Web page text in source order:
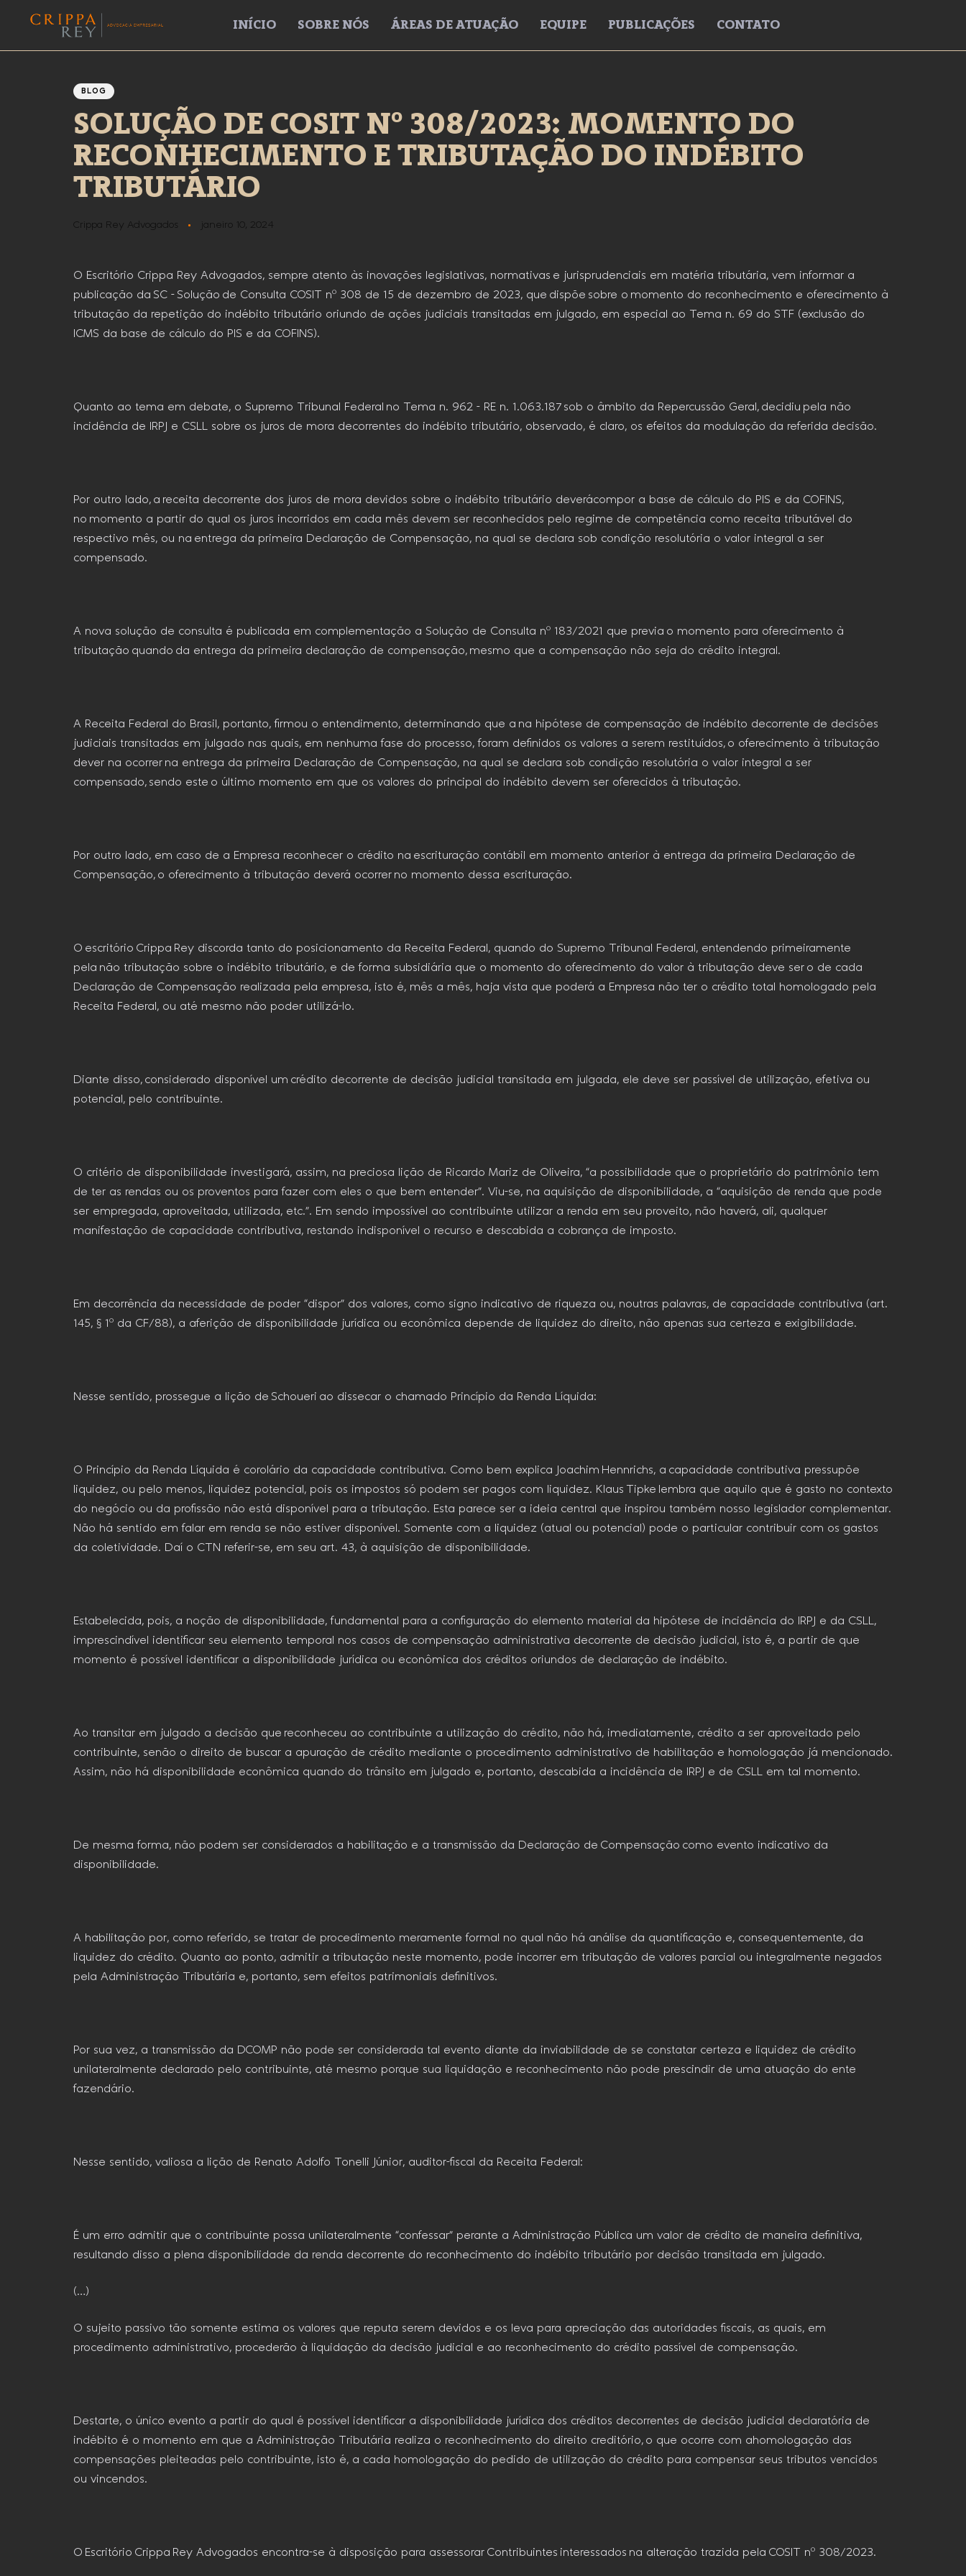
INÍCIO SOBRE NÓS ÁREAS DE ATUAÇÃO EQUIPE PUBLICAÇÕES CONTATO
BLOG
SOLUÇÃO DE COSIT Nº 308/2023: MOMENTO DO
RECONHECIMENTO E TRIBUTAÇÃO DO INDÉBITO
TRIBUTÁRIO
Crippa Rey Advogados janeiro 10, 2024
O Escritório Crippa Rey Advogados, sempre atento às inovações legislativas, normativas e jurisprudenciais em matéria tributária, vem informar a
publicação da SC – Solução de Consulta COSIT nº 308 de 15 de dezembro de 2023, que dispõe sobre o momento do reconhecimento e oferecimento à
tributação da repetição do indébito tributário oriundo de ações judiciais transitadas em julgado, em especial ao Tema n. 69 do STF (exclusão do
ICMS da base de cálculo do PIS e da COFINS).
Quanto ao tema em debate, o Supremo Tribunal Federal no Tema n. 962 – RE n. 1.063.187 sob o âmbito da Repercussão Geral, decidiu pela não
incidência de IRPJ e CSLL sobre os juros de mora decorrentes do indébito tributário, observado, é claro, os efeitos da modulação da referida decisão.
Por outro lado, a receita decorrente dos juros de mora devidos sobre o indébito tributário deverácompor a base de cálculo do PIS e da COFINS,
no momento a partir do qual os juros incorridos em cada mês devem ser reconhecidos pelo regime de competência como receita tributável do
respectivo mês, ou na entrega da primeira Declaração de Compensação, na qual se declara sob condição resolutória o valor integral a ser
compensado.
A nova solução de consulta é publicada em complementação a Solução de Consulta nº 183/2021 que previa o momento para oferecimento à
tributação quando da entrega da primeira declaração de compensação, mesmo que a compensação não seja do crédito integral.
A Receita Federal do Brasil, portanto, firmou o entendimento, determinando que a na hipótese de compensação de indébito decorrente de decisões
judiciais transitadas em julgado nas quais, em nenhuma fase do processo, foram definidos os valores a serem restituídos, o oferecimento à tributação
dever na ocorrer na entrega da primeira Declaração de Compensação, na qual se declara sob condição resolutória o valor integral a ser
compensado, sendo este o último momento em que os valores do principal do indébito devem ser oferecidos à tributação.
Por outro lado, em caso de a Empresa reconhecer o crédito na escrituração contábil em momento anterior à entrega da primeira Declaração de
Compensação, o oferecimento à tributação deverá ocorrer no momento dessa escrituração.
O escritório Crippa Rey discorda tanto do posicionamento da Receita Federal, quando do Supremo Tribunal Federal, entendendo primeiramente
pela não tributação sobre o indébito tributário, e de forma subsidiária que o momento do oferecimento do valor à tributação deve ser o de cada
Declaração de Compensação realizada pela empresa, isto é, mês a mês, haja vista que poderá a Empresa não ter o crédito total homologado pela
Receita Federal, ou até mesmo não poder utilizá-lo.
Diante disso, considerado disponível um crédito decorrente de decisão judicial transitada em julgada, ele deve ser passível de utilização, efetiva ou
potencial, pelo contribuinte.
O critério de disponibilidade investigará, assim, na preciosa lição de Ricardo Mariz de Oliveira, “a possibilidade que o proprietário do patrimônio tem
de ter as rendas ou os proventos para fazer com eles o que bem entender”. Viu-se, na aquisição de disponibilidade, a “aquisição de renda que pode
ser empregada, aproveitada, utilizada, etc.”. Em sendo impossível ao contribuinte utilizar a renda em seu proveito, não haverá, ali, qualquer
manifestação de capacidade contributiva, restando indisponível o recurso e descabida a cobrança de imposto.
Em decorrência da necessidade de poder “dispor” dos valores, como signo indicativo de riqueza ou, noutras palavras, de capacidade contributiva (art.
145, § 1º da CF/88), a aferição de disponibilidade jurídica ou econômica depende de liquidez do direito, não apenas sua certeza e exigibilidade.
Nesse sentido, prossegue a lição de Schoueri ao dissecar o chamado Princípio da Renda Líquida:
O Princípio da Renda Líquida é corolário da capacidade contributiva. Como bem explica Joachim Hennrichs, a capacidade contributiva pressupõe
liquidez, ou pelo menos, liquidez potencial, pois os impostos só podem ser pagos com liquidez. Klaus Tipke lembra que aquilo que é gasto no contexto
do negócio ou da profissão não está disponível para a tributação. Esta parece ser a ideia central que inspirou também nosso legislador complementar.
Não há sentido em falar em renda se não estiver disponível. Somente com a liquidez (atual ou potencial) pode o particular contribuir com os gastos
da coletividade. Daí o CTN referir-se, em seu art. 43, à aquisição de disponibilidade.
Estabelecida, pois, a noção de disponibilidade, fundamental para a configuração do elemento material da hipótese de incidência do IRPJ e da CSLL,
imprescindível identificar seu elemento temporal nos casos de compensação administrativa decorrente de decisão judicial, isto é, a partir de que
momento é possível identificar a disponibilidade jurídica ou econômica dos créditos oriundos de declaração de indébito.
Ao transitar em julgado a decisão que reconheceu ao contribuinte a utilização do crédito, não há, imediatamente, crédito a ser aproveitado pelo
contribuinte, senão o direito de buscar a apuração de crédito mediante o procedimento administrativo de habilitação e homologação já mencionado.
Assim, não há disponibilidade econômica quando do trânsito em julgado e, portanto, descabida a incidência de IRPJ e de CSLL em tal momento.
De mesma forma, não podem ser considerados a habilitação e a transmissão da Declaração de Compensação como evento indicativo da
disponibilidade.
A habilitação por, como referido, se tratar de procedimento meramente formal no qual não há análise da quantificação e, consequentemente, da
liquidez do crédito. Quanto ao ponto, admitir a tributação neste momento, pode incorrer em tributação de valores parcial ou integralmente negados
pela Administração Tributária e, portanto, sem efeitos patrimoniais definitivos.
Por sua vez, a transmissão da DCOMP não pode ser considerada tal evento diante da inviabilidade de se constatar certeza e liquidez de crédito
unilateralmente declarado pelo contribuinte, até mesmo porque sua liquidação e reconhecimento não pode prescindir de uma atuação do ente
fazendário.
Nesse sentido, valiosa a lição de Renato Adolfo Tonelli Júnior, auditor-fiscal da Receita Federal:
É um erro admitir que o contribuinte possa unilateralmente “confessar” perante a Administração Pública um valor de crédito de maneira definitiva,
resultando disso a plena disponibilidade da renda decorrente do reconhecimento do indébito tributário por decisão transitada em julgado.
(…)
O sujeito passivo tão somente estima os valores que reputa serem devidos e os leva para apreciação das autoridades fiscais, as quais, em
procedimento administrativo, procederão à liquidação da decisão judicial e ao reconhecimento do crédito passível de compensação.
Destarte, o único evento a partir do qual é possível identificar a disponibilidade jurídica dos créditos decorrentes de decisão judicial declaratória de
indébito é o momento em que a Administração Tributária realiza o reconhecimento do direito creditório, o que ocorre com ahomologação das
compensações pleiteadas pelo contribuinte, isto é, a cada homologação do pedido de utilização do crédito para compensar seus tributos vencidos
ou vincendos.
O Escritório Crippa Rey Advogados encontra-se à disposição para assessorar Contribuintes interessados na alteração trazida pela COSIT nº 308/2023.